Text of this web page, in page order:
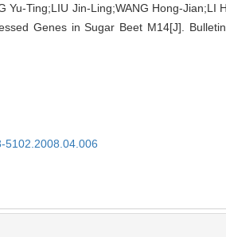
Yu-Ting;LIU Jin-Ling;WANG Hong-Jian;LI
Genes in Sugar Beet M14[J].
5102.2008.04.006